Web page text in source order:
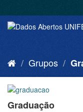
Grupos
Graduação